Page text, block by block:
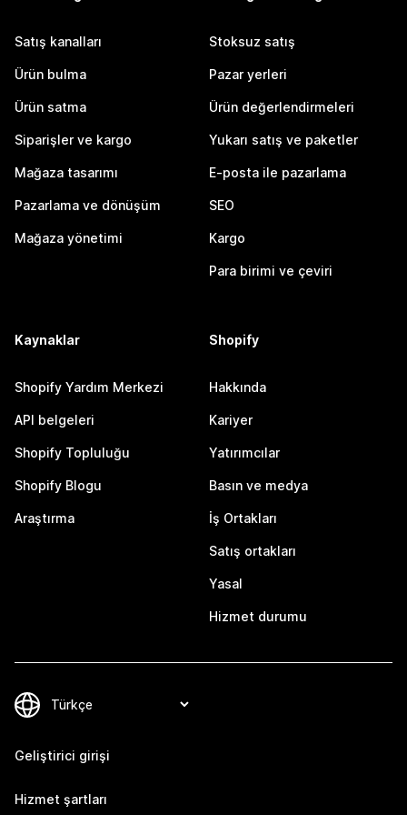
Satış kanalları
Ürün bulma
Ürün satma
Siparişler ve kargo
Mağaza tasarımı
Pazarlama ve dönüşüm
Mağaza yönetimi
Stoksuz satış
Pazar yerleri
Ürün değerlendirmeleri
Yukarı satış ve paketler
E-posta ile pazarlama
SEO
Kargo
Para birimi ve çeviri
Kaynaklar
Shopify Yardım Merkezi
API belgeleri
Shopify Topluluğu
Shopify Blogu
Araştırma
Shopify
Hakkında
Kariyer
Yatırımcılar
Basın ve medya
İş Ortakları
Satış ortakları
Yasal
Hizmet durumu
Geliştirici girişi
Hizmet şartları